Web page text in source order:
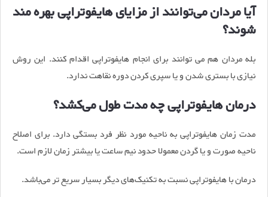
آیا مردان می‌توانند از مزایای هایفوتراپی بهره ‌مند
شوند؟
بله مردان هم می توانند برای انجام هایفوتراپی اقدام کنند. این روش
نیازی با بستری شدن و یا سپری کردن دوره نقاهت ندارد.
درمان هایفوتراپی چه مدت طول می‌کشد؟
مدت ‌زمان هایفوتراپی به ناحیه مورد نظر فرد بستگی دارد. برای اصلاح
ناحیه صورت و یا گردن معمولا حدود نیم ساعت یا بیشتر زمان لازم است.
درمان با هایفوتراپی نسبت به تکنیک‌های دیگر بسیار سریع تر می‌باشد.